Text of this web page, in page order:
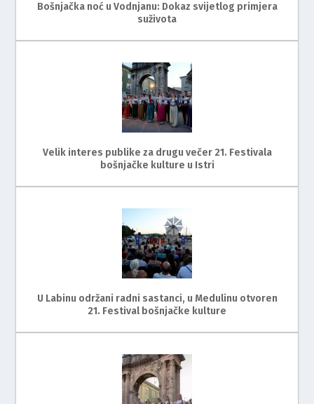
Bošnjačka noć u Vodnjanu: Dokaz svijetlog primjera
suživota
Velik interes publike za drugu večer 21. Festivala
bošnjačke kulture u Istri
U Labinu održani radni sastanci, u Medulinu otvoren
21. Festival bošnjačke kulture